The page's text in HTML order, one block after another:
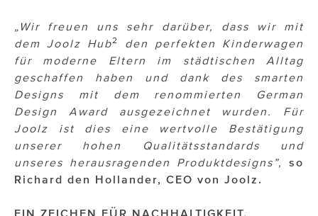
„Wir freuen uns sehr darüber, dass wir mit
dem Joolz Hub2
den perfekten Kinderwagen
für moderne Eltern im städtischen Alltag
geschaffen haben und dank des smarten
Designs mit dem renommierten German
Design Award ausgezeichnet wurden. Für
Joolz ist dies eine wertvolle Bestätigung
unserer hohen Qualitätsstandards und
unseres herausragenden Produktdesigns”,
so
Richard den Hollander, CEO von Joolz.
EIN ZEICHEN FÜR NACHHALTIGKEIT.